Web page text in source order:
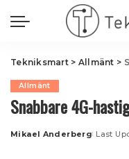
Tekniksmart> Allmänt >
Allmänt
Snabbare 4G-
Posted
Mikael Anderberg Last